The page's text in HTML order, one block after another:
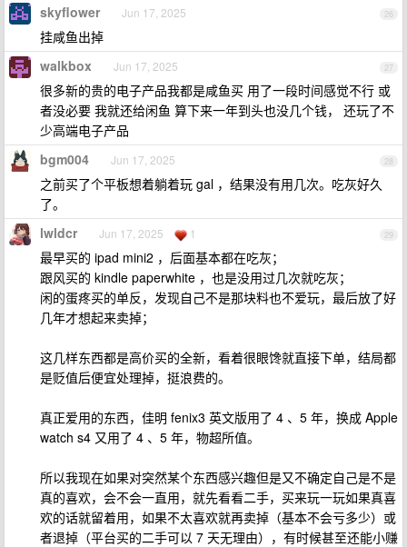
26
skyflower Jun 17, 2025
挂咸鱼出掉
27
walkbox Jun 17, 2025
很多新的贵的电子产品我都是咸鱼买 用了一段时间感觉不行 或
者没必要 我就还给闲鱼 算下来一年到头也没几个钱， 还玩了不
少高端电子产品
28
bgm004 Jun 17, 2025
之前买了个平板想着躺着玩 gal ，结果没有用几次。吃灰好久
了。
29
lwldcr Jun 17, 2025 1
最早买的 ipad mini2 ，后面基本都在吃灰；
跟风买的 kindle paperwhite ，也是没用过几次就吃灰；
闲的蛋疼买的单反，发现自己不是那块料也不爱玩，最后放了好
几年才想起来卖掉；
这几样东西都是高价买的全新，看着很眼馋就直接下单，结局都
是贬值后便宜处理掉，挺浪费的。
真正爱用的东西，佳明 fenix3 英文版用了 4 、5 年，换成 Apple
watch s4 又用了 4 、5 年，物超所值。
所以我现在如果对突然某个东西感兴趣但是又不确定自己是不是
真的喜欢，会不会一直用，就先看看二手，买来玩一玩如果真喜
欢的话就留着用，如果不太喜欢就再卖掉（基本不会亏多少）或
者退掉（平台买的二手可以 7 天无理由），有时候甚至还能小赚